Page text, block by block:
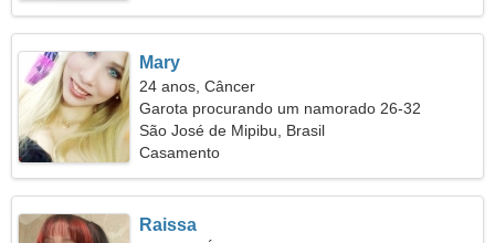
Mary
24 anos, Câncer
Garota procurando um namorado 26-32
São José de Mipibu, Brasil
Casamento
Raissa